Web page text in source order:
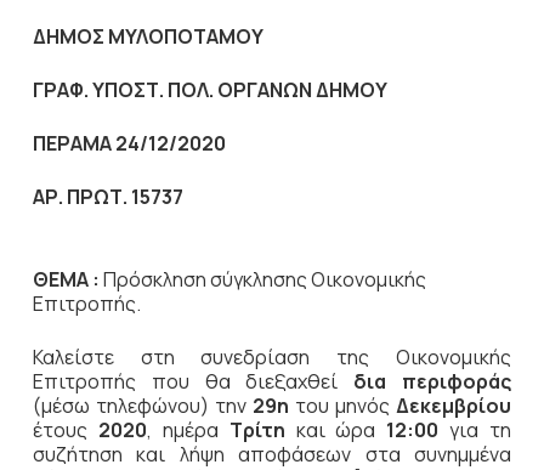
ΔΗΜΟΣ ΜΥΛΟΠΟΤΑΜΟΥ
ΓΡΑΦ. ΥΠΟΣΤ. ΠΟΛ. ΟΡΓΑΝΩΝ ΔΗΜΟΥ
ΠΕΡΑΜΑ 24/12/2020
ΑΡ. ΠΡΩΤ. 15737
ΘΕΜΑ : Πρόσκληση σύγκλησης Οικονομικής
Επιτροπής.
Καλείστε στη συνεδρίαση της Οικονομικής
Επιτροπής που θα διεξαχθεί δια περιφοράς
(μέσω τηλεφώνου) την29η του μηνόςΔεκεμβρίου
έτους 2020, ημέρα Τρίτη και ώρα 12:00για τη
συζήτηση και λήψη αποφάσεων στα συνημμένα